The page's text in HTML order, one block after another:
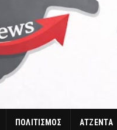
ΠΟΛΙΤΙΣΜΟΣ ΑΤΖΕΝΤΑ